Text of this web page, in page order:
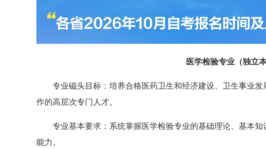
医学检验专业（独立本
专业磁头目标：培养合格医药卫生和经济建设、卫生事业发
作的高层次专门人才。
专业基本要求：系统掌握医学检验专业的基础理论、基本知
能力。